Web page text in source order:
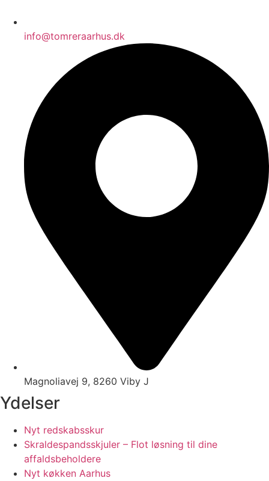
info@tomreraarhus.dk
Magnoliavej 9, 8260 Viby J
Ydelser
Nyt redskabsskur
Skraldespandsskjuler – Flot løsning til dine
affaldsbeholdere
Nyt køkken Aarhus